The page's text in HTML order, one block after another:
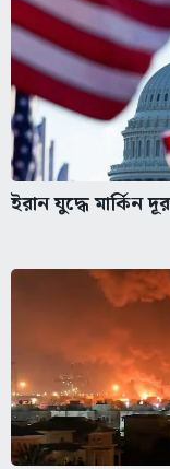
ইরান যুদ্ধে মার্কিন